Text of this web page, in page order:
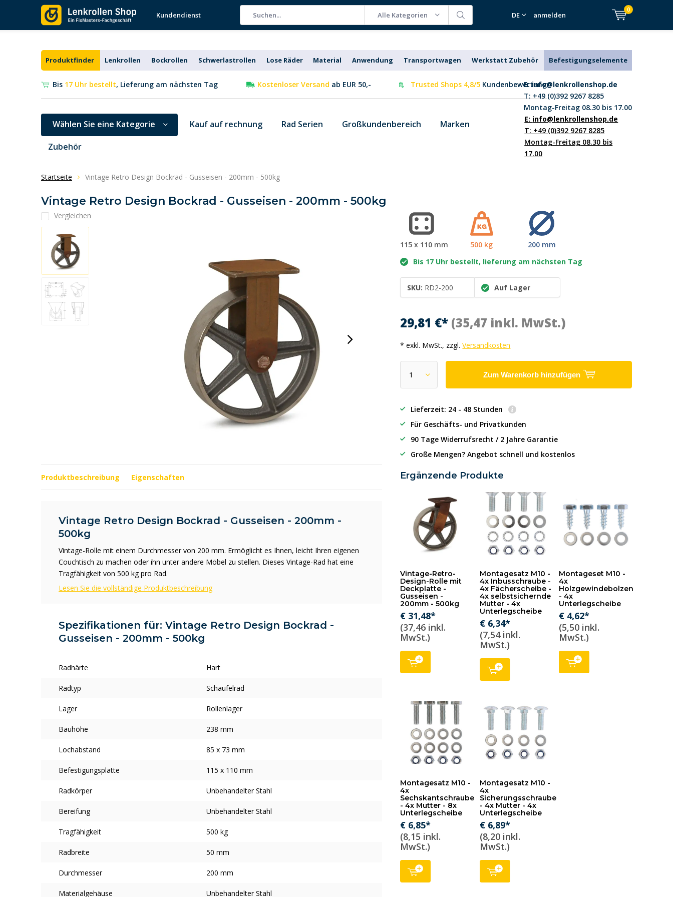
Kundendienst Alle Kategorien DE anmelden
0
Produktfinder Lenkrollen Bockrollen Schwerlastrollen Lose Räder Material Anwendung Transportwagen Werkstatt Zubehör Befestigungselemente
Bis 17 Uhr bestellt, Lieferung am nächsten Tag Kostenloser Versand ab EUR 50,- Trusted Shops 4,8/5 Kundenbewertung
E:info@lenkrollenshop.de
T: +49 (0)392 9267 8285
Montag-Freitag 08.30 bis 17.00
Wählen Sie eine Kategorie Kauf auf rechnung Rad Serien Großkundenbereich Marken
Zubehör
E: info@lenkrollenshop.de
T: +49 (0)392 9267 8285
Montag-Freitag 08.30 bis
17.00
Startseite Vintage Retro Design Bockrad - Gusseisen - 200mm - 500kg
Vintage Retro Design Bockrad - Gusseisen - 200mm - 500kg
Vergleichen
115 x 110 mm 500 kg
200 mm
Bis 17 Uhr bestellt, lieferung am nächsten Tag
SKU: RD2-200 Auf Lager
29,81 €* (35,47 inkl. MwSt.)
* exkl. MwSt., zzgl.Versandkosten
Zum Warenkorb hinzufügen
Lieferzeit: 24 - 48 Stunden
Für Geschäfts- und Privatkunden
90 Tage Widerrufsrecht / 2 Jahre Garantie
Große Mengen? Angebot schnell und kostenlos
Produktbeschreibung Eigenschaften
Vintage Retro Design Bockrad - Gusseisen - 200mm -
500kg
Vintage-Rolle mit einem Durchmesser von 200 mm. Ermöglicht es Ihnen, leicht Ihren eigenen
Couchtisch zu machen oder ihn unter andere Möbel zu stellen. Dieses Vintage-Rad hat eine
Tragfähigkeit von 500 kg pro Rad.
Lesen Sie die vollständige Produktbeschreibung
Spezifikationen für: Vintage Retro Design Bockrad -
Gusseisen - 200mm - 500kg
Radhärte Hart
Radtyp Schaufelrad
Lager Rollenlager
Bauhöhe 238 mm
Lochabstand 85 x 73 mm
Befestigungsplatte 115 x 110 mm
Radkörper Unbehandelter Stahl
Bereifung Unbehandelter Stahl
Tragfähigkeit 500 kg
Radbreite 50 mm
Durchmesser 200 mm
Materialgehäuse Unbehandelter Stahl
Ergänzende Produkte
Vintage-Retro-
Design-Rolle mit
Deckplatte -
Gusseisen -
200mm - 500kg
€ 31,48*
(37,46 inkl.
MwSt.)
Montagesatz M10 -
4x Inbusschraube -
4x Fächerscheibe -
4x selbstsichernde
Mutter - 4x
Unterlegscheibe
€ 6,34*
(7,54 inkl.
MwSt.)
Montageset M10 -
4x
Holzgewindebolzen
- 4x
Unterlegscheibe
€ 4,62*
(5,50 inkl.
MwSt.)
Montagesatz M10 -
4x
Sechskantschraube
- 4x Mutter - 8x
Unterlegscheibe
€ 6,85*
(8,15 inkl.
MwSt.)
Montagesatz M10 -
4x
Sicherungsschraube
- 4x Mutter - 4x
Unterlegscheibe
€ 6,89*
(8,20 inkl.
MwSt.)